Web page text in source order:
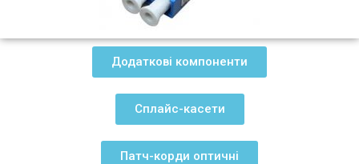
Додаткові компоненти
Сплайс-касети
Патч-корди оптичні